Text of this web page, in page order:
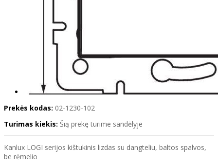
Prekės kodas: 02-1230-102
Turimas kiekis: Šią prekę turime sandėlyje
Kanlux LOGI serijos kištukinis lizdas su dangteliu, baltos spalvos,
be rėmelio